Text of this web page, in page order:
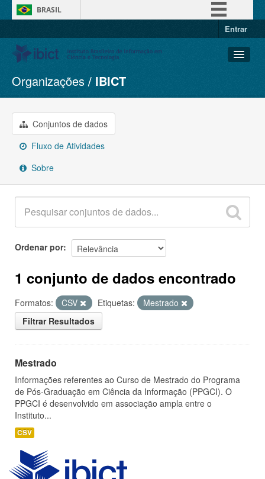
BRASIL
Entrar
Conjuntos de dados
Organizações
Grupos
Sobre
Organizações IBICT
Conjuntos de dados
Fluxo de Atividades
Sobre
Ordenar por
1 conjunto de dados encontrado
Formatos: CSV Etiquetas:
Mestrado
Filtrar Resultados
Mestrado
Informações referentes ao Curso de Mestrado do Programa
de Pós-Graduação em Ciência da Informação (PPGCI). O
PPGCI é desenvolvido em associação ampla entre o
Instituto...
CSV